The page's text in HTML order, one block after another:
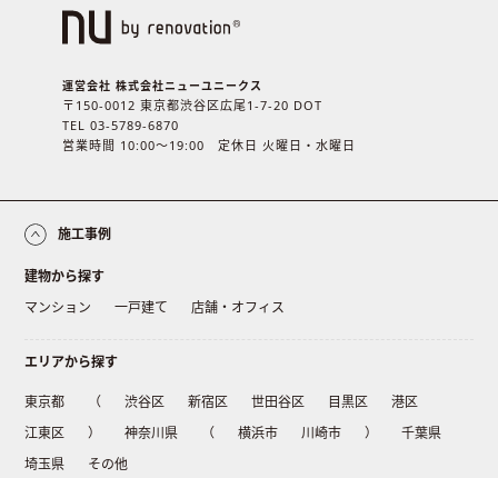
運営会社 株式会社ニューユニークス
〒150-0012 東京都渋谷区広尾1-7-20 DOT
TEL 03-5789-6870
営業時間 10:00〜19:00 定休日 火曜日・水曜日
施工事例
建物から探す
マンション
一戸建て 店舗・オフィス
エリアから探す
東京都 （ 渋谷区 新宿区 世田谷区 目黒区
港区
江東区
） 神奈川県 （ 横浜市 川崎市 ）
千葉県
埼玉県
その他